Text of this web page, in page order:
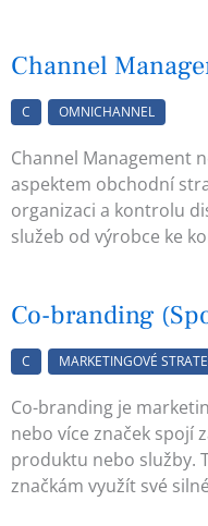
Channel
C OMNICHANNEL
Channel Management
aspektem obchodní
organizaci a kontrolu
služeb od výrobce ke
Co-branding
C MARKETINGOVÉ
Co-branding je
nebo více značek spojí
produktu nebo služby.
značkám využít své